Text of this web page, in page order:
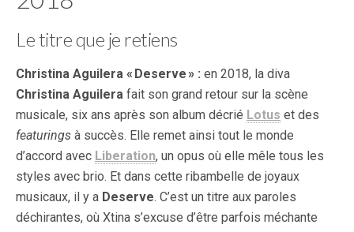
Le titre que je retiens
Christina Aguilera « Deserve » : en 2018, la diva
Christina Aguilera fait son grand retour sur la scène
musicale, six ans après son album décrié Lotus et des
featurings à succès. Elle remet ainsi tout le monde
d’accord avec Liberation, un opus où elle mêle tous les
styles avec brio. Et dans cette ribambelle de joyaux
musicaux, il y a Deserve. C’est un titre aux paroles
déchirantes, où Xtina s’excuse d’être parfois méchante